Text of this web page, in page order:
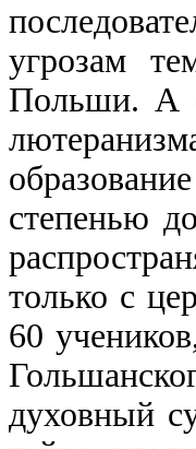
угрозам
Польши. А
степенью
только с
60
духовный